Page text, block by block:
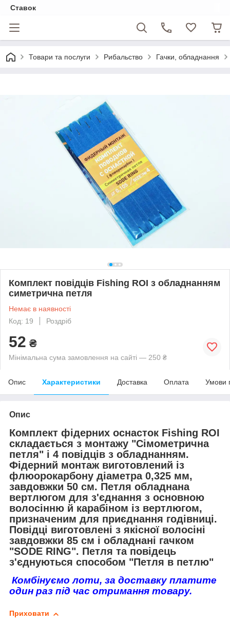
Ставок
Товари та послуги Рибальство Гачки, обладнання
Комплект повідців Fishing ROI з обладнанням
симетрична петля
Немає в наявності
Код: 19
Роздріб
52 ₴
Мінімальна сума замовлення на сайті — 250 ₴
Опис Характеристики Доставка Оплата Умови
Опис
Комплект фідерних оснасток Fishing ROI
складається з монтажу "Сімометрична
петля" і 4 повідців з обладнанням.
Фідерний монтаж виготовлений із
флюорокарбону діаметра 0,325 мм,
завдовжки 50 см. Петля обладнана
вертлюгом для з'єднання з основною
волосінню й карабіном із вертлюгом,
призначеним для приєднання годівниці.
Повідці виготовлені з якісної волосіні
завдовжки 85 см і обладнані гачком
"SODE RING". Петля та повідець
з'єднуються способом "Петля в петлю"
Комбінуємо лоти, за доставку платите
один раз під час отримання товару.
Приховати